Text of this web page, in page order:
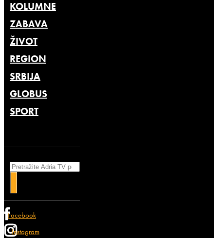
KOLUMNE
ZABAVA
ŽIVOT
REGION
SRBIJA
GLOBUS
SPORT
Facebook
Instagram